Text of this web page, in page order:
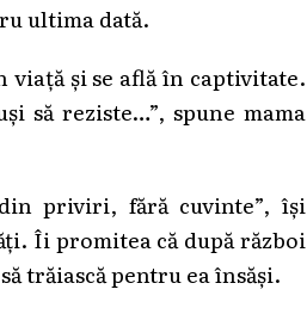
ultima dată.
și se află în captivitate.
să reziste…”, spune mama
priviri, fără cuvinte”, își
Îi promitea că după război
trăiască pentru ea însăși.